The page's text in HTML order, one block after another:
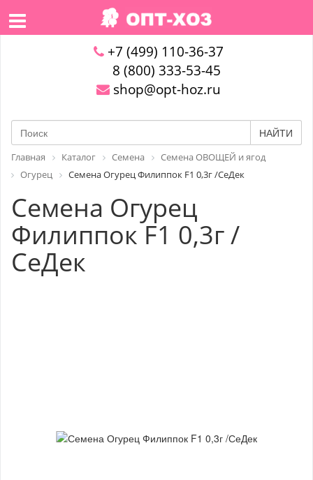
+7 (499) 110-36-37
8 (800) 333-53-45
shop@opt-hoz.ru
НАЙТИ
Главная Каталог Семена
Семена ОВОЩЕЙ и ягод
Огурец
Семена Огурец Филиппок F1 0,3г /СеДек
Семена Огурец
Филиппок F1 0,3г /
СеДек